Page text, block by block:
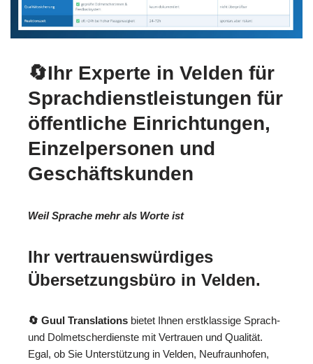
🔄Ihr Experte in Velden für
Sprachdienstleistungen für
öffentliche Einrichtungen,
Einzelpersonen und
Geschäftskunden
Weil Sprache mehr als Worte ist
Ihr vertrauenswürdiges
Übersetzungsbüro in Velden.
🔄 Guul Translations bietet Ihnen erstklassige Sprach-
und Dolmetscherdienste mit Vertrauen und Qualität.
Egal, ob Sie Unterstützung in Velden, Neufraunhofen,